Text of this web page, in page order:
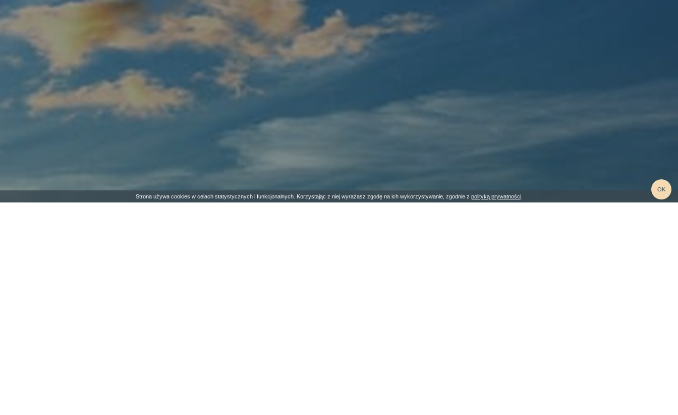
Strona używa cookies w celach statystycznych i funkcjonalnych. Korzystając z niej wyrażasz zgodę na ich wykorzystywanie, zgodnie z polityką prywatności.
OK